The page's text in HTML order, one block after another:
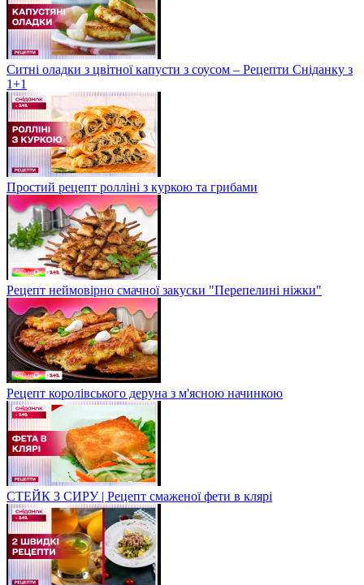
Ситні оладки з цвітної капусти з соусом – Рецепти Сніданку з
1+1
Простий рецепт ролліні з куркою та грибами
Рецепт неймовірно смачної закуски "Перепелині ніжки"
Рецепт королівського деруна з м'ясною начинкою
СТЕЙК З СИРУ | Рецепт смаженої фети в клярі